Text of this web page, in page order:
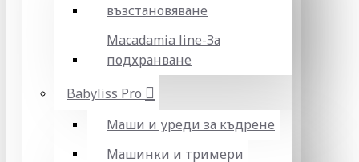
възстановяване
Macadamia line-За
подхранване
Babyliss Pro
Маши и уреди за къдрене
Машинки и тримери